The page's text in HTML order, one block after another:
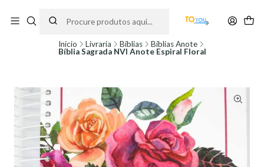
partir do dia 11 de Agosto, às 10H.
Início Livraria Bíblias
Bíblias Anote
Bíblia Sagrada NVI Anote Espiral Floral